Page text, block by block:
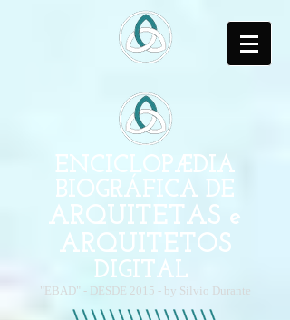
ENCICLOPÆDIA
BIOGRÁFICA DE
ARQUITETAS e
ARQUITETOS
DIGITAL
"EBAD" - DESDE 2015 - by Silvio Durante